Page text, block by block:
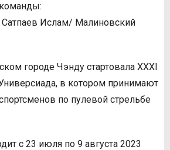
Сатпаев Ислам/ Малиновский
городе Чэнду стартовала XXXI
в котором принимают
по пулевой стрельбе
с 23 июля по 9 августа 2023